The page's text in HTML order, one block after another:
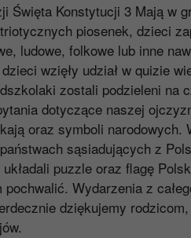
Święta Konstytucji 3 Mają w
piosenek, dzieci
ludowe, folkowe lub inne
wzięły udział w quizie
zostali podzieleni na
dotyczące naszej
oraz symboli narodowych.
sąsiadujących z
układali puzzle oraz flagę
pochwalić. Wydarzenia z
dziękujemy